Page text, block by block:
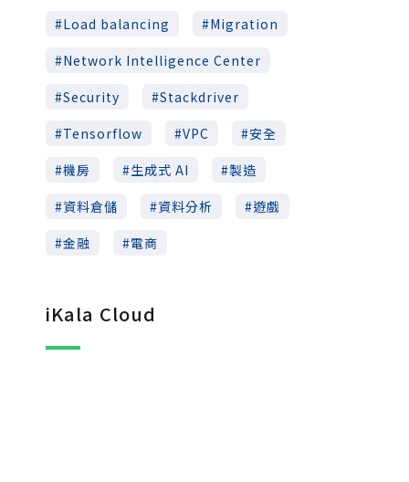
Load balancing
Migration
Network Intelligence Center
Security
Stackdriver
Tensorflow
VPC
安全
機房
生成式 AI
製造
資料倉儲
資料分析
遊戲
金融
電商
iKala Cloud